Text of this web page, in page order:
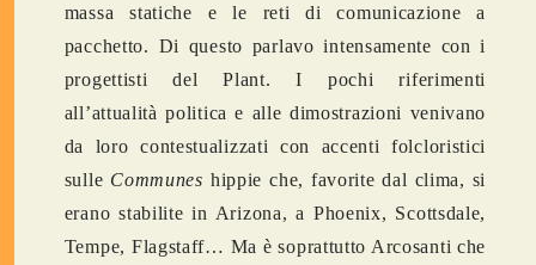
massa statiche e le reti di comunicazione a
pacchetto. Di questo parlavo intensamente con i
progettisti del Plant. I pochi riferimenti
all’attualità politica e alle dimostrazioni venivano
da loro contestualizzati con accenti folcloristici
sulle Communes hippie che, favorite dal clima, si
erano stabilite in Arizona, a Phoenix, Scottsdale,
Tempe, Flagstaff… Ma è soprattutto Arcosanti che